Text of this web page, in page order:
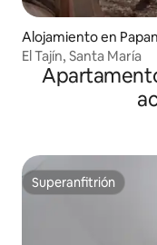
Alojamiento en
El Tajín, Santa María
Superanfitrión
Superanfitrión